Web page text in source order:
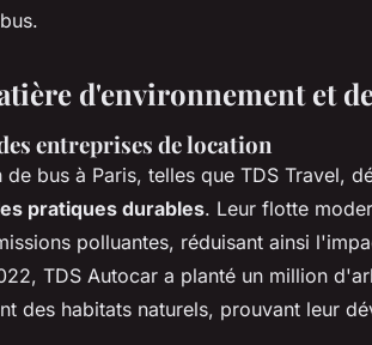
d'environnement et
entreprises de location
bus à Paris, telles que TDS Travel,
pratiques durables. Leur flotte
polluantes, réduisant ainsi
TDS Autocar a planté un million
des habitats naturels, prouvant leur